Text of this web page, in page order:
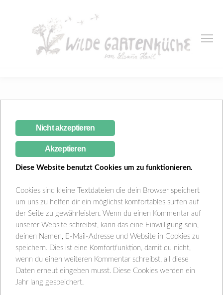
Lauchpfannkuchen Auflauf
Lisana Hartl März 21, 2018
Nicht akzeptieren
Akzeptieren
Diese Website benutzt Cookies um zu funktionieren.
Cookies sind kleine Textdateien die dein Browser speichert
um uns zu helfen dir ein möglichst komfortables surfen auf
der Seite zu gewährleisten. Wenn du einen Kommentar auf
unserer Website schreibst, kann das eine Einwilligung sein,
deinen Namen, E-Mail-Adresse und Website in Cookies zu
speichern. Dies ist eine Komfortfunktion, damit du nicht,
wenn du einen weiteren Kommentar schreibst, all diese
Daten erneut eingeben musst. Diese Cookies werden ein
Jahr lang gespeichert.